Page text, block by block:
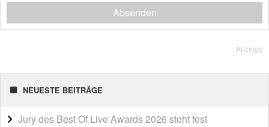
Absenden
Anzeige
NEUESTE BEITRÄGE
Jury des Best Of Live Awards 2026 steht fest